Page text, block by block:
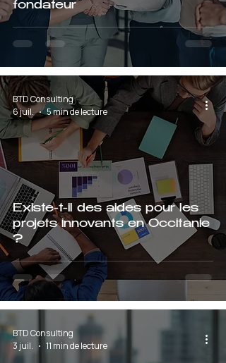
fondateur
Existe-t-il des aides pour les
projets innovants en Occitanie
?
BTD Consulting
6 juil.
5 min de lecture
BTD Consulting
3 juil.
11 min de lecture